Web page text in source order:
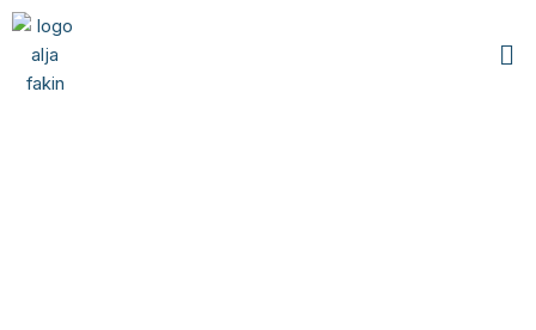
Skip
content